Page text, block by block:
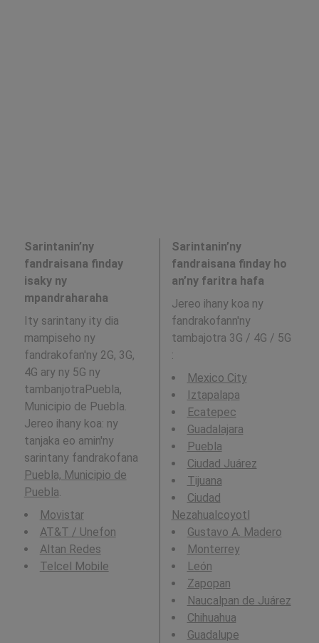
Sarintanin’ny
fandraisana finday
isaky ny
mpandraharaha
Ity sarintany ity dia
mampiseho ny
fandrakofan'ny 2G, 3G,
4G ary ny 5G ny
tambanjotraPuebla,
Municipio de Puebla.
Jereo ihany koa: ny
tanjaka eo amin'ny
sarintany fandrakofana
Puebla, Municipio de
Puebla.
Movistar
AT&T / Unefon
Altan Redes
Telcel Mobile
Sarintanin’ny
fandraisana finday ho
an’ny faritra hafa
Jereo ihany koa ny
fandrakofann'ny
tambajotra 3G / 4G / 5G
:
Mexico City
Iztapalapa
Ecatepec
Guadalajara
Puebla
Ciudad Juárez
Tijuana
Ciudad
Nezahualcoyotl
Gustavo A. Madero
Monterrey
León
Zapopan
Naucalpan de Juárez
Chihuahua
Guadalupe